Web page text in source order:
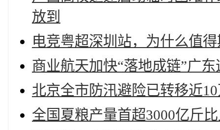
放到
电竞粤超深圳站，为什么值
商业航天加快“落地成链”广东
北京全市防汛避险已转移近
全国夏粮产量首超3000亿斤